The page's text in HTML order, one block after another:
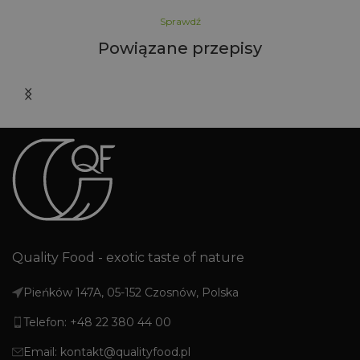
Sprawdź
Powiązane przepisy
Quality Food - exotic taste of nature
Pieńków 147A, 05-152 Czosnów, Polska
Telefon: +48 22 380 44 00
Email: kontakt@qualityfood.pl